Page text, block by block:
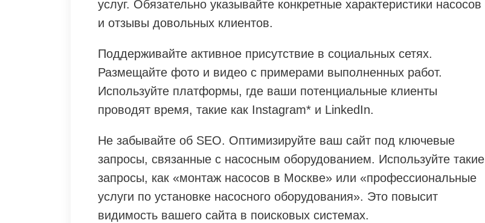
услуг. Обязательно указывайте конкретные характеристики насосов
и отзывы довольных клиентов.
Поддерживайте активное присутствие в социальных сетях.
Размещайте фото и видео с примерами выполненных работ.
Используйте платформы, где ваши потенциальные клиенты
проводят время, такие как Instagram* и LinkedIn.
Не забывайте об SEO. Оптимизируйте ваш сайт под ключевые
запросы, связанные с насосным оборудованием. Используйте такие
запросы, как «монтаж насосов в Москве» или «профессиональные
услуги по установке насосного оборудования». Это повысит
видимость вашего сайта в поисковых системах.